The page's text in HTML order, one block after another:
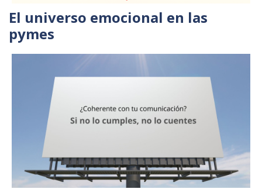
El universo emocional en las
pymes